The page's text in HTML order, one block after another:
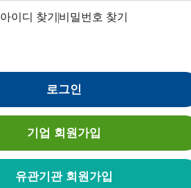
아이디 찾기 비밀번호 찾기
로그인
기업 회원가입
유관기관 회원가입